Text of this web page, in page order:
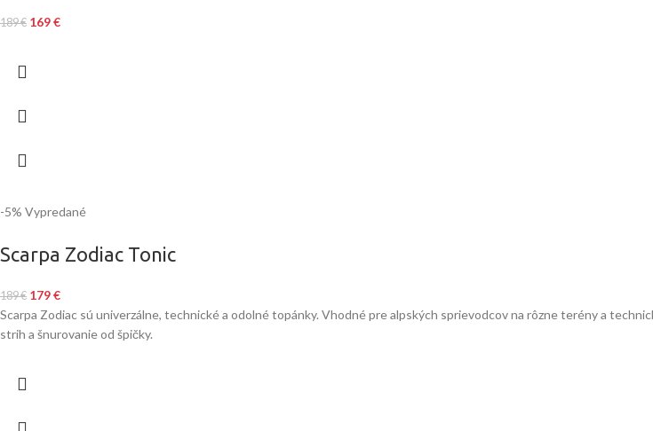
189€ 169€
-5% Vypredané
Scarpa Zodiac Tonic
189€ 179€
Scarpa Zodiac sú univerzálne, technické a odolné topánky. Vhodné pre alpských sprievodcov na rôzne terény a
strih a šnurovanie od špičky.